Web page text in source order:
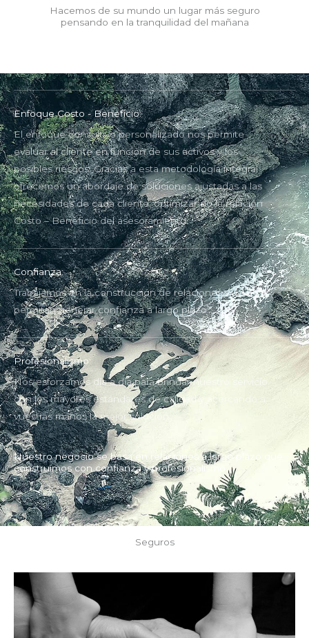
Hacemos de su mundo un lugar más seguro
pensando en la tranquilidad del mañana
Enfoque Costo - Beneficio:
El enfoque consultivo personalizado nos permite
evaluar al cliente en función de sus activos y los
posibles riesgos. Gracias a esta metodología integral
ofrecemos un abordaje de soluciones ajustadas a las
necesidades de cada cliente, optimizando la relación
Costo – Beneficio del asesoramiento.
Confianza:
Trabajamos en la construcción de relaciones que nos
permitan generar confianza a largo plazo.
Profesionalismo:
Nos esforzamos día a día para brindar nuestro servicio
con los mayores estándares de calidad y acercando a
vuestras manos la mejor solución.
Nuestro negocio se basa en relaciones a largo plazo que
construímos con confianza y profesionalismo.
Seguros